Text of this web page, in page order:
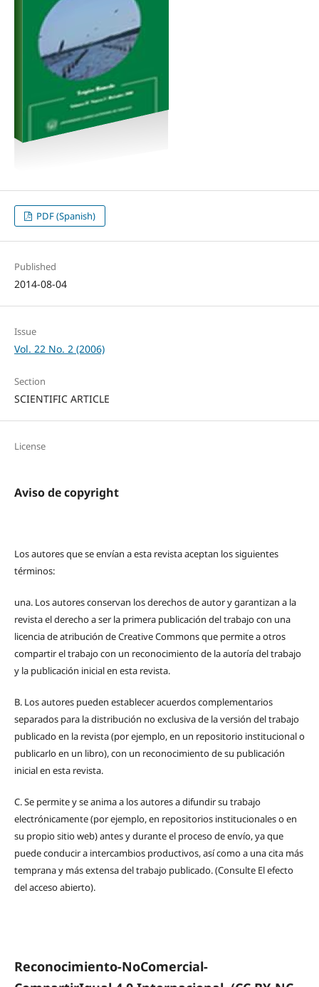
PDF (Spanish)
Published
2014-08-04
Issue
Vol. 22 No. 2 (2006)
Section
SCIENTIFIC ARTICLE
License
Aviso de copyright
Los autores que se envían a esta revista aceptan los siguientes
términos:
una. Los autores conservan los derechos de autor y garantizan a la
revista el derecho a ser la primera publicación del trabajo con una
licencia de atribución de Creative Commons que permite a otros
compartir el trabajo con un reconocimiento de la autoría del trabajo
y la publicación inicial en esta revista.
B. Los autores pueden establecer acuerdos complementarios
separados para la distribución no exclusiva de la versión del trabajo
publicado en la revista (por ejemplo, en un repositorio institucional o
publicarlo en un libro), con un reconocimiento de su publicación
inicial en esta revista.
C.Se permite y se anima a los autores a difundir su trabajo
electrónicamente (por ejemplo, en repositorios institucionales o en
su propio sitio web) antes y durante el proceso de envío, ya que
puede conducir a intercambios productivos, así como a una cita más
temprana y más extensa del trabajo publicado. (Consulte El efecto
del acceso abierto).
Reconocimiento-NoComercial-